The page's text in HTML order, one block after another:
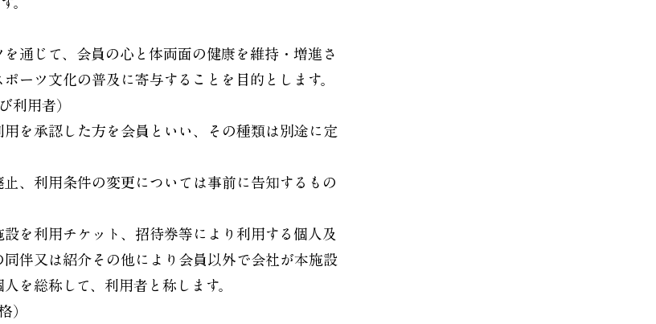
通じて、会員の心と体両面の健康を維持・増進さ
ーツ文化の普及に寄与することを目的とします。
利用者）
用を承認した方を会員といい、その種類は別途に定
止、利用条件の変更については事前に告知するもの
を利用チケット、招待券等により利用する個人及
同伴又は紹介その他により会員以外で会社が本施設
を総称して、利用者と称します。
）